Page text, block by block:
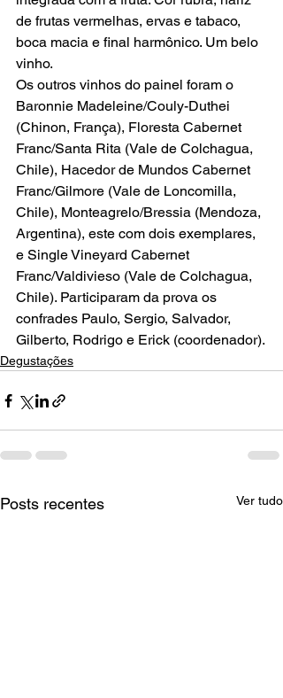
de frutas vermelhas, ervas e tabaco,
boca macia e final harmônico. Um belo
vinho.
Os outros vinhos do painel foram o
Baronnie Madeleine/Couly-Duthei
(Chinon, França), Floresta Cabernet
Franc/Santa Rita (Vale de Colchagua,
Chile), Hacedor de Mundos Cabernet
Franc/Gilmore (Vale de Loncomilla,
Chile), Monteagrelo/Bressia (Mendoza,
Argentina), este com dois exemplares,
e Single Vineyard Cabernet
Franc/Valdivieso (Vale de Colchagua,
Chile). Participaram da prova os
confrades Paulo, Sergio, Salvador,
Gilberto, Rodrigo e Erick (coordenador).
Degustações
Posts recentes Ver tudo